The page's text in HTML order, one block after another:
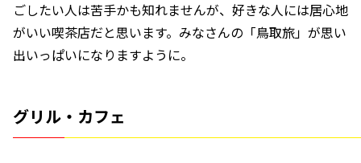
ごしたい人は苦手かも知れませんが、好きな人には居心地
がいい喫茶店だと思います。みなさんの「鳥取旅」が思い
出いっぱいになりますように。
グリル・カフェ